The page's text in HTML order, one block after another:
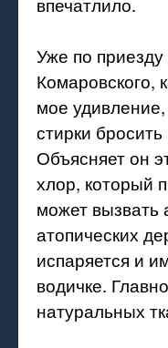
Уже по
Комаровского,
мое
стирки
Объясняет он
хлор, который
может вызвать
атопических
испаряется и
водичке.
натуральных